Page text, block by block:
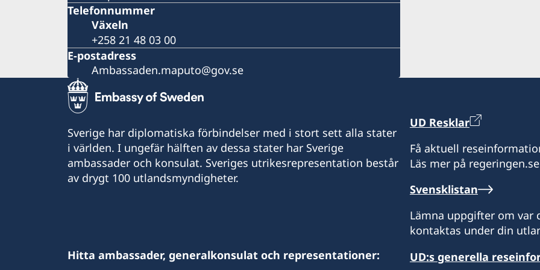
Telefonnummer
Växeln
+258 21 48 03 00
E-postadress
Ambassaden.maputo@gov.se
Det går även bra att ta
Maputo.
Honorärkonsul
Anita Jones
Antananarivo 101-
Svenska ambassaden i
Madagaskar. Svenska
kontakta konsulatet. Det
svenska ambassaden i
Bertil Åkesson
Sverige har diplomatiska förbindelser med i stort sett alla stater
i världen. I ungefär hälften av dessa stater har Sverige
ambassader och konsulat. Sveriges utrikesrepresentation består
av drygt 100 utlandsmyndigheter.
Hitta ambassader, generalkonsulat och representationer:
UD Resklar
Få aktuell
Läs mer på
Svensklistan
Lämna uppgifter om var
kontaktas under din
UD:s generella